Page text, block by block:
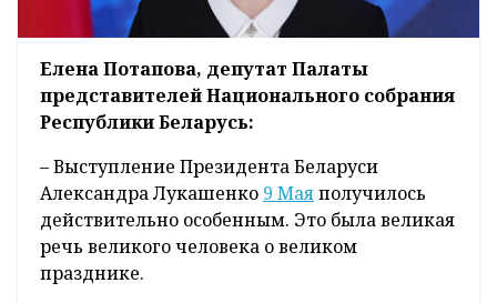
Елена Потапова, депутат Палаты
представителей Национального собрания
Республики Беларусь:
– Выступление Президента Беларуси
Александра Лукашенко 9 Маяполучилось
действительно особенным. Это была великая
речь великого человека о великом
празднике.